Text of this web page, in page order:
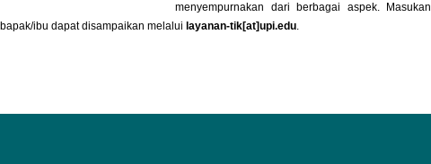
menyempurnakan dari berbagai aspek. Masukan
bapak/ibu dapat disampaikan melalui layanan-tik[at]upi.edu.